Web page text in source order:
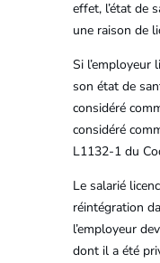
effet, l’état de
une raison de
Si l’employeur
son état de
considéré
considéré
L1132-1 du
Le salarié
réintégration
l’employeur
dont il a été